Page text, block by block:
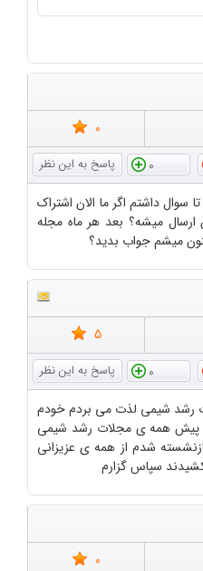
0
0
داشتم اگر ما الان اشتراک
میشه؟ بعد هر ماه مجله
میشم جواب بدید؟
5
0
رشد شیمی لذت می بردم خودم
همه ی مجلات رشد شیمی
شدم از همه ی عزیزانی
سپاس گزارم
0